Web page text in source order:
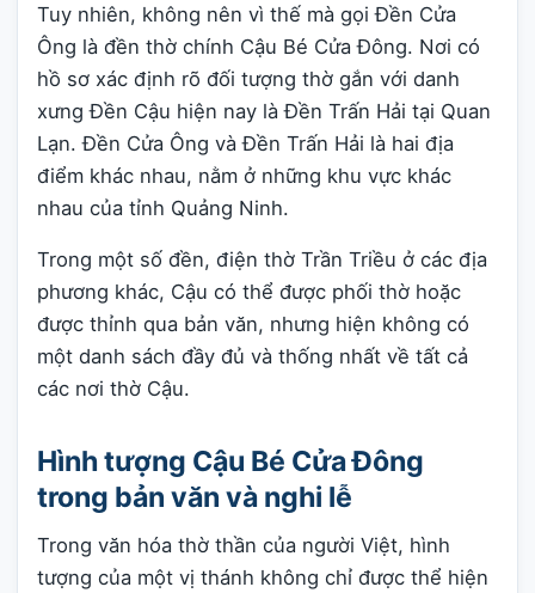
Tuy nhiên, không nên vì thế mà gọi Đền Cửa
Ông là đền thờ chính Cậu Bé Cửa Đông. Nơi có
hồ sơ xác định rõ đối tượng thờ gắn với danh
xưng Đền Cậu hiện nay là Đền Trấn Hải tại Quan
Lạn. Đền Cửa Ông và Đền Trấn Hải là hai địa
điểm khác nhau, nằm ở những khu vực khác
nhau của tỉnh Quảng Ninh.
Trong một số đền, điện thờ Trần Triều ở các địa
phương khác, Cậu có thể được phối thờ hoặc
được thỉnh qua bản văn, nhưng hiện không có
một danh sách đầy đủ và thống nhất về tất cả
các nơi thờ Cậu.
Hình tượng Cậu Bé Cửa Đông
trong bản văn và nghi lễ
Trong văn hóa thờ thần của người Việt, hình
tượng của một vị thánh không chỉ được thể hiện